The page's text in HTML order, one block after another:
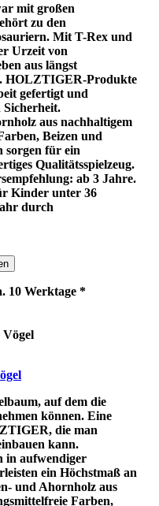
mit großen
zu den
Mit T-Rex und
Urzeit von
aus längst
HOLZTIGER-Produkte
gefertigt und
Sicherheit.
aus nachhaltigem
Beizen und
sorgen für ein
Qualitätsspielzeug.
ab 3 Jahre.
Kinder unter 36
durch
10 Werktage *
auf dem die
können. Eine
die man
kann.
in aufwendiger
ein Höchstmaß an
und Ahornholz aus
Farben,